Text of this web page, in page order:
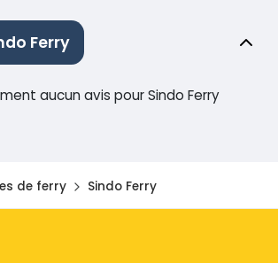
Ferry
aucun avis pour Sindo Ferry
de ferry Sindo Ferry